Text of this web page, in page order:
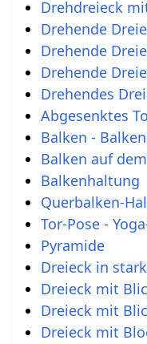
Drehdreieck
Drehende
Drehende
Drehende
Drehendes
Abgesenktes
Balken -
Balken auf
Balkenhaltung
Querbalken-
Tor-Pose -
Pyramide
Dreieck in
Dreieck mit
Dreieck mit
Dreieck mit